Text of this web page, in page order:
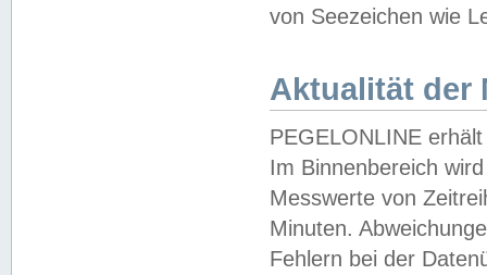
von Seezeichen wie
Aktualität der
PEGELONLINE
Im Binnenbereich
Messwerte von
Minuten.
Fehlern bei der